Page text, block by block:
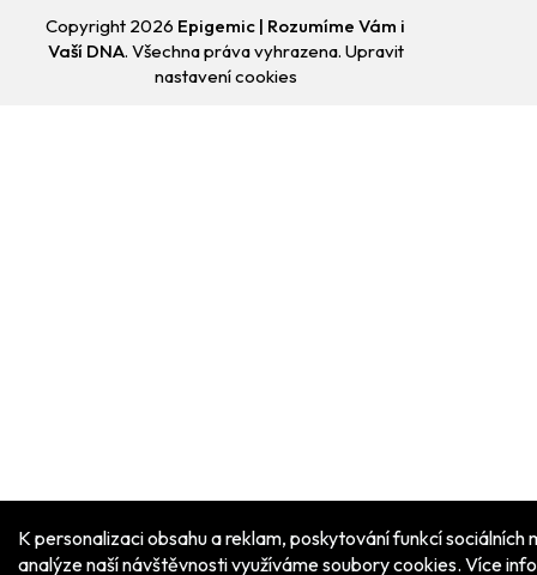
K personalizaci obsahu a reklam, poskytování funkcí sociálních
analýze naší návštěvnosti využíváme soubory cookies. Více
Copyright 2026 Epigemic | Rozumíme Vám i
Vaší DNA. Všechna práva vyhrazena. Upravit
nastavení cookies